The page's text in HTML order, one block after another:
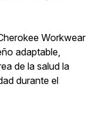
Workwear
adaptable,
de la salud la
durante el